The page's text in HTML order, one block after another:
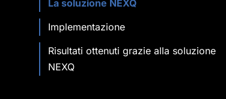
La soluzione NEXQ
Implementazione
Risultati ottenuti grazie alla soluzione
NEXQ